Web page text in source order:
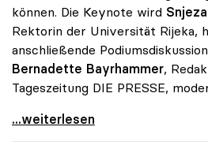
können. Die Keynote wird
Rektorin der Universität Rijeka,
anschließende
Bernadette Bayrhammer,
Tageszeitung DIE PRESSE,
uniko heuer wieder Partner des
...weiterlesen